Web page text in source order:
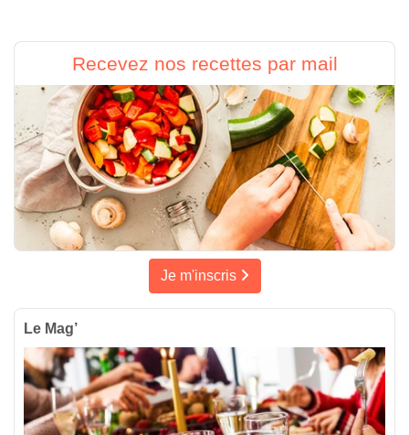
Recevez nos recettes par mail
Je m'inscris
Le Mag’